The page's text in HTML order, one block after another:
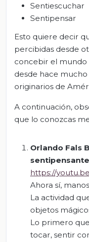
Sentiescuchar
Sentipensar
Esto quiere decir
percibidas desde
concebir el mundo
desde hace
originarios de
A continuación,
que lo conozcas
Orlando Fals
sentipensante
https://
Ahora sí,
La actividad
objetos
Lo primero
tocar, sentir